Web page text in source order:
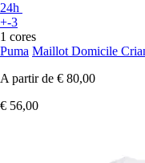
24h
+-3
1 cores
Puma Maillot Domicile
A partir de € 80,00
€ 56,00